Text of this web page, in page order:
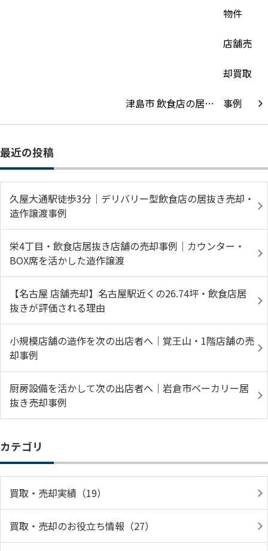
津島市 飲食店の居…
最近の投稿
久屋大通駅徒歩3分｜デリバリー型飲食店の居抜き売却・
造作譲渡事例
栄4丁目・飲食店居抜き店舗の売却事例｜カウンター・
BOX席を活かした造作譲渡
【名古屋 店舗売却】名古屋駅近くの26.74坪・飲食店居
抜きが評価される理由
小規模店舗の造作を次の出店者へ｜覚王山・1階店舗の売
却事例
厨房設備を活かして次の出店者へ｜岩倉市ベーカリー居
抜き売却事例
カテゴリ
買取・売却実績（19）
買取・売却のお役立ち情報（27）